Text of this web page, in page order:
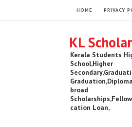
HOME PRIVACY
KL
Kerala Students
School,Higher
broad
cation Loan,